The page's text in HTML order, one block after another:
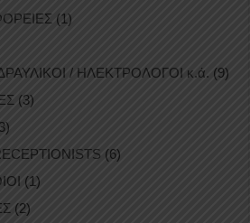
(1)
/ ΗΛΕΚΤΡΟΛΟΓΟΙ κ.ά. (9)
(3)
(6)
(1)
(2)